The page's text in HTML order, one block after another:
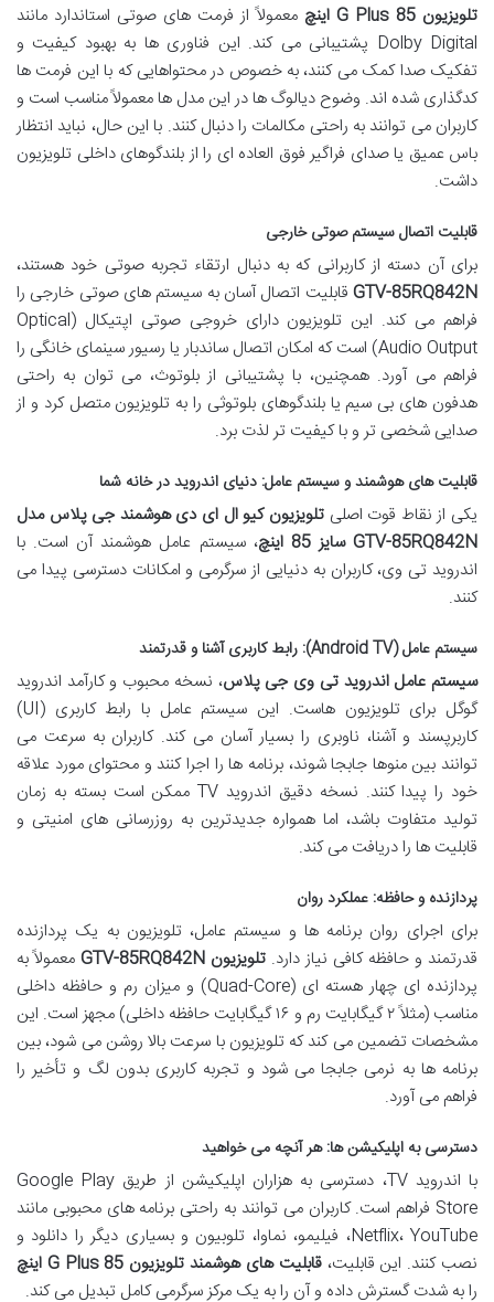
تلویزیون G Plus 85 اینچ
معمولاً از فرمت های صوتی استاندارد مانند
Dolby Digital پشتیبانی می کند. این فناوری ها به بهبود کیفیت و
تفکیک صدا کمک می کنند، به خصوص در محتواهایی که با این فرمت ها
کدگذاری شده اند. وضوح دیالوگ ها در این مدل ها معمولاً مناسب است و
کاربران می توانند به راحتی مکالمات را دنبال کنند. با این حال، نباید انتظار
باس عمیق یا صدای فراگیر فوق العاده ای را از بلندگوهای داخلی تلویزیون
داشت.
قابلیت اتصال سیستم صوتی خارجی
برای آن دسته از کاربرانی که به دنبال ارتقاء تجربه صوتی خود هستند،
GTV-85RQ842N قابلیت اتصال آسان به سیستم های صوتی خارجی را
فراهم می کند. این تلویزیون دارای خروجی صوتی اپتیکال (Optical
Audio Output) است که امکان اتصال ساندبار یا رسیور سینمای خانگی را
فراهم می آورد. همچنین، با پشتیبانی از بلوتوث، می توان به راحتی
هدفون های بی سیم یا بلندگوهای بلوتوثی را به تلویزیون متصل کرد و از
صدایی شخصی تر و با کیفیت تر لذت برد.
قابلیت های هوشمند و سیستم عامل: دنیای اندروید در خانه شما
یکی از نقاط قوت اصلیتلویزیون کیو ال ای دی هوشمند جی پلاس مدل
GTV-85RQ842N سایز 85 اینچ
، سیستم عامل هوشمند آن است. با
اندروید تی وی، کاربران به دنیایی از سرگرمی و امکانات دسترسی پیدا می
کنند.
سیستم عامل (Android TV): رابط کاربری آشنا و قدرتمند
سیستم عامل اندروید تی وی جی پلاس، نسخه محبوب و کارآمد اندروید
گوگل برای تلویزیون هاست. این سیستم عامل با رابط کاربری (UI)
کاربرپسند و آشنا، ناوبری را بسیار آسان می کند. کاربران به سرعت می
توانند بین منوها جابجا شوند، برنامه ها را اجرا کنند و محتوای مورد علاقه
خود را پیدا کنند. نسخه دقیق اندروید TV ممکن است بسته به زمان
تولید متفاوت باشد، اما همواره جدیدترین به روزرسانی های امنیتی و
قابلیت ها را دریافت می کند.
پردازنده و حافظه: عملکرد روان
برای اجرای روان برنامه ها و سیستم عامل، تلویزیون به یک پردازنده
قدرتمند و حافظه کافی نیاز دارد. تلویزیون GTV-85RQ842N
معمولاً به
پردازنده ای چهار هسته ای (Quad-Core) و میزان رم و حافظه داخلی
مناسب (مثلاً ۲ گیگابایت رم و ۱۶ گیگابایت حافظه داخلی) مجهز است. این
مشخصات تضمین می کند که تلویزیون با سرعت بالا روشن می شود، بین
برنامه ها به نرمی جابجا می شود و تجربه کاربری بدون لگ و تأخیر را
فراهم می آورد.
دسترسی به اپلیکیشن ها: هر آنچه می خواهید
با اندروید TV، دسترسی به هزاران اپلیکیشن از طریق Google Play
Store فراهم است. کاربران می توانند به راحتی برنامه های محبوبی مانند
Netflix، YouTube، فیلیمو، نماوا، تلوبیون و بسیاری دیگر را دانلود و
نصب کنند. این قابلیت،قابلیت های هوشمند تلویزیون G Plus 85 اینچ
را به شدت گسترش داده و آن را به یک مرکز سرگرمی کامل تبدیل می کند.